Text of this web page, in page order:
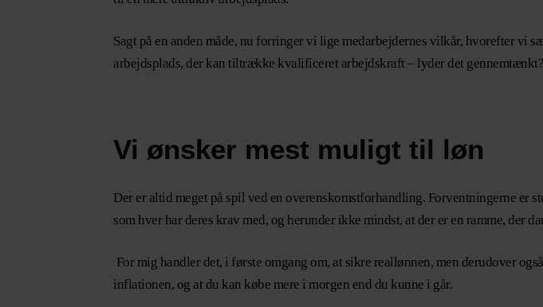
Sagt på en anden måde, nu forringer vi lige medarbejdernes vilkår, hvorefter vi
arbejdsplads, der kan tiltrække kvalificeret arbejdskraft – lyder det gennemtænkt?
Vi ønsker mest muligt til løn
Der er altid meget på spil ved en overenskomstforhandling. Forventningerne er
som hver har deres krav med, og herunder ikke mindst, at der er en ramme, der
For mig handler det, i første omgang om, at sikre reallønnen, men derudover
inflationen, og at du kan købe mere i morgen end du kunne i går.